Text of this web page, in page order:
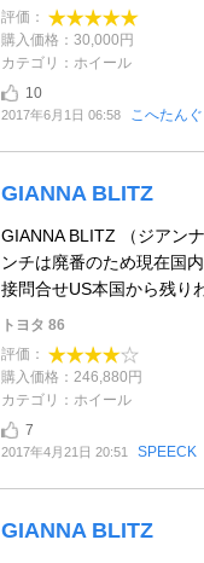
評価：
購入価格：30,000円
カテゴリ：ホイール
10
2017年6月1日 06:58 こへたんぐ
GIANNA BLITZ
GIANNA BLITZ （ジアン
ンチは廃番のため現在国
接問合せUS本国から残り
トヨタ 86
評価：
購入価格：246,880円
カテゴリ：ホイール
7
2017年4月21日 20:51 SPEECK
GIANNA BLITZ